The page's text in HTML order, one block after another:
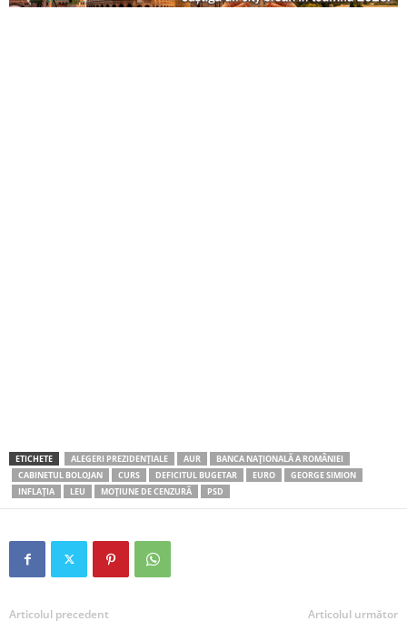
ETICHETE ALEGERI PREZIDENȚIALE AUR
BANCA NAȚIONALĂ A ROMÂNIEI
CABINETUL BOLOJAN
CURS DEFICITUL BUGETAR EURO
GEORGE SIMION
INFLAȚIA
LEU MOȚIUNE DE CENZURĂ PSD
Articolul precedent Articolul următor